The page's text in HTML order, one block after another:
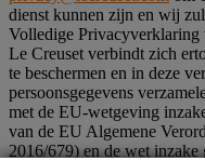
dienst kunnen zijn en wij
Volledige Privacyverklaring
Le Creuset verbindt zich
te beschermen en in deze
persoonsgegevens
met de EU-wetgeving
van de EU Algemene
2016/679) en de wet inzake